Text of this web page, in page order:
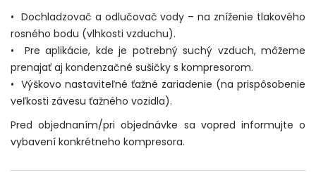
• Dochladzovač a odlučovač vody – na zníženie tlakového
rosného bodu (vlhkosti vzduchu).
• Pre aplikácie, kde je potrebný suchý vzduch, môžeme
prenajať aj kondenzačné sušičky s kompresorom.
• Výškovo nastaviteľné ťažné zariadenie (na prispôsobenie
veľkosti závesu ťažného vozidla).
Pred objednaním/pri objednávke sa vopred informujte o
vybavení konkrétneho kompresora.